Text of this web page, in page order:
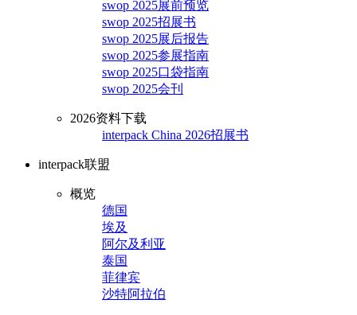
swop 2025展前预览
swop 2025招展书
swop 2025展后报告
swop 2025参展指南
swop 2025口袋指南
swop 2025会刊
2026资料下载
interpack China 2026招展书
interpack联盟
概览
德国
埃及
阿尔及利亚
泰国
菲律宾
沙特阿拉伯